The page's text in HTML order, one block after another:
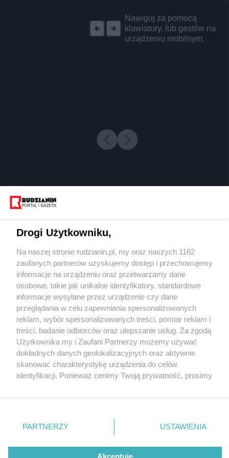
Nawiguj za pomocą
klawiatury, lub gestów na
urządzeniu mobilnym.
2 / 0
Wydawca mediów
Nie zapomnij
zapoznać się z:
polityką prywatności regulamin korzystania z portali
Twojemiasto
Piekary Śląskie
Chorzów
Tarnowskie Góry
Gliwice
Skontakuj sięz nami
Kontakt
Wydawca
Redakcja
Drogi Użytkowniku,
Na naszej stronie rudzianin.pl, my oraz naszych 1162
zaufanych partnerów uzyskujemy dostęp i przechowujemy
informacje na urządzeniu oraz przetwarzamy dane
osobowe, takie jak unikalne identyfikatory, standardowe
informacje wysyłane przez urządzenie czy dane
przeglądania w celu zapewniania spersonalizowanych
reklam, wybór spersonalizowanych treści, pomiar reklam i
treści, badanie odbiorców oraz ulepszanie usług. Za zgodą
Użytkownika my i Zaufani Partnerzy możemy używać
dokładnych danych geolokalizacyjnych oraz aktywnie
skanować charakterystykę urządzenia do celów
identyfikacji. Ponieważ cenimy Twoją prywatność, prosimy
prywatności znajdujący się w lewym dolnym rogu strony
. Niektóre rodzaje przetwarzania danych nie wymagają
zgody użytkownika, ale masz prawo sprzeciwić się
takiemu przetwarzaniu. Preferencje będą miały
PARTNERZY USTAWIENIA
Akceptuję